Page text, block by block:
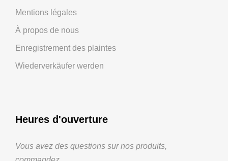
Mentions légales
À propos de nous
Enregistrement des plaintes
Wiederverkäufer werden
Heures d'ouverture
Vous avez des questions sur nos produits,